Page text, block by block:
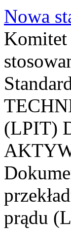
Nowa
Komitet
(LPIT)
prądu